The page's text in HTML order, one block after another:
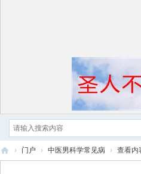
› 门户 › 中医男科学常见病 › 查看内